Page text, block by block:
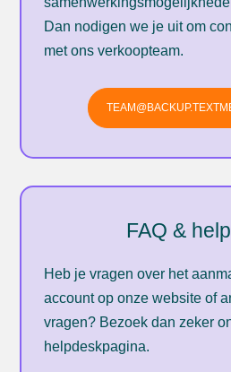
Dan nodigen we je uit om
met ons verkoopteam.
FAQ &
Heb je vragen over het
account op onze website of
vragen? Bezoek dan zeker
helpdeskpagina.